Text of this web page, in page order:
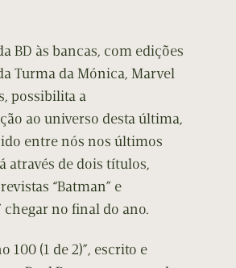
BD às bancas, com edições
Turma da Mónica, Marvel
possibilita a
ao universo desta última,
entre nós nos últimos
através de dois títulos,
“Batman” e
chegar no final do ano.
100 (1 de 2)”, escrito e